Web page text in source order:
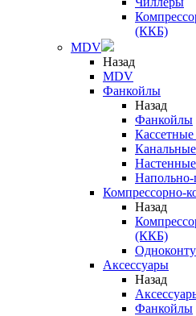
(ККБ)
MDV
Назад
MDV
Фанкойлы
Назад
Фанкойлы
Компрессорно-
Назад
(ККБ)
Аксессуары
Назад
Фанкойлы